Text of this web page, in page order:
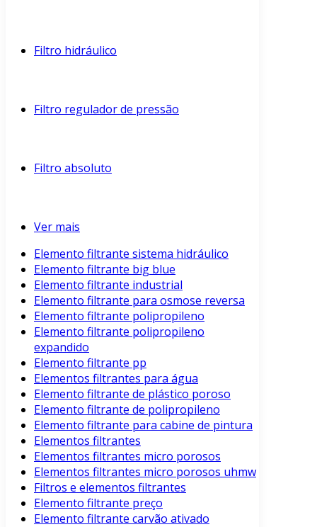
Filtro hidráulico
Filtro regulador de pressão
Filtro absoluto
Ver mais
Elemento filtrante sistema hidráulico
Elemento filtrante big blue
Elemento filtrante industrial
Elemento filtrante para osmose reversa
Elemento filtrante polipropileno
Elemento filtrante polipropileno
expandido
Elemento filtrante pp
Elementos filtrantes para água
Elemento filtrante de plástico poroso
Elemento filtrante de polipropileno
Elemento filtrante para cabine de pintura
Elementos filtrantes
Elementos filtrantes micro porosos
Elementos filtrantes micro porosos uhmw
Filtros e elementos filtrantes
Elemento filtrante preço
Elemento filtrante carvão ativado